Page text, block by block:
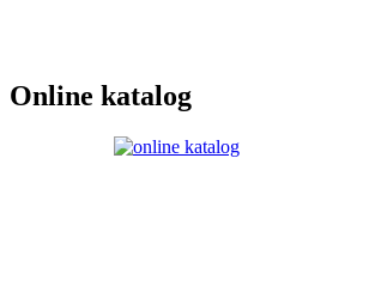
Online katalog